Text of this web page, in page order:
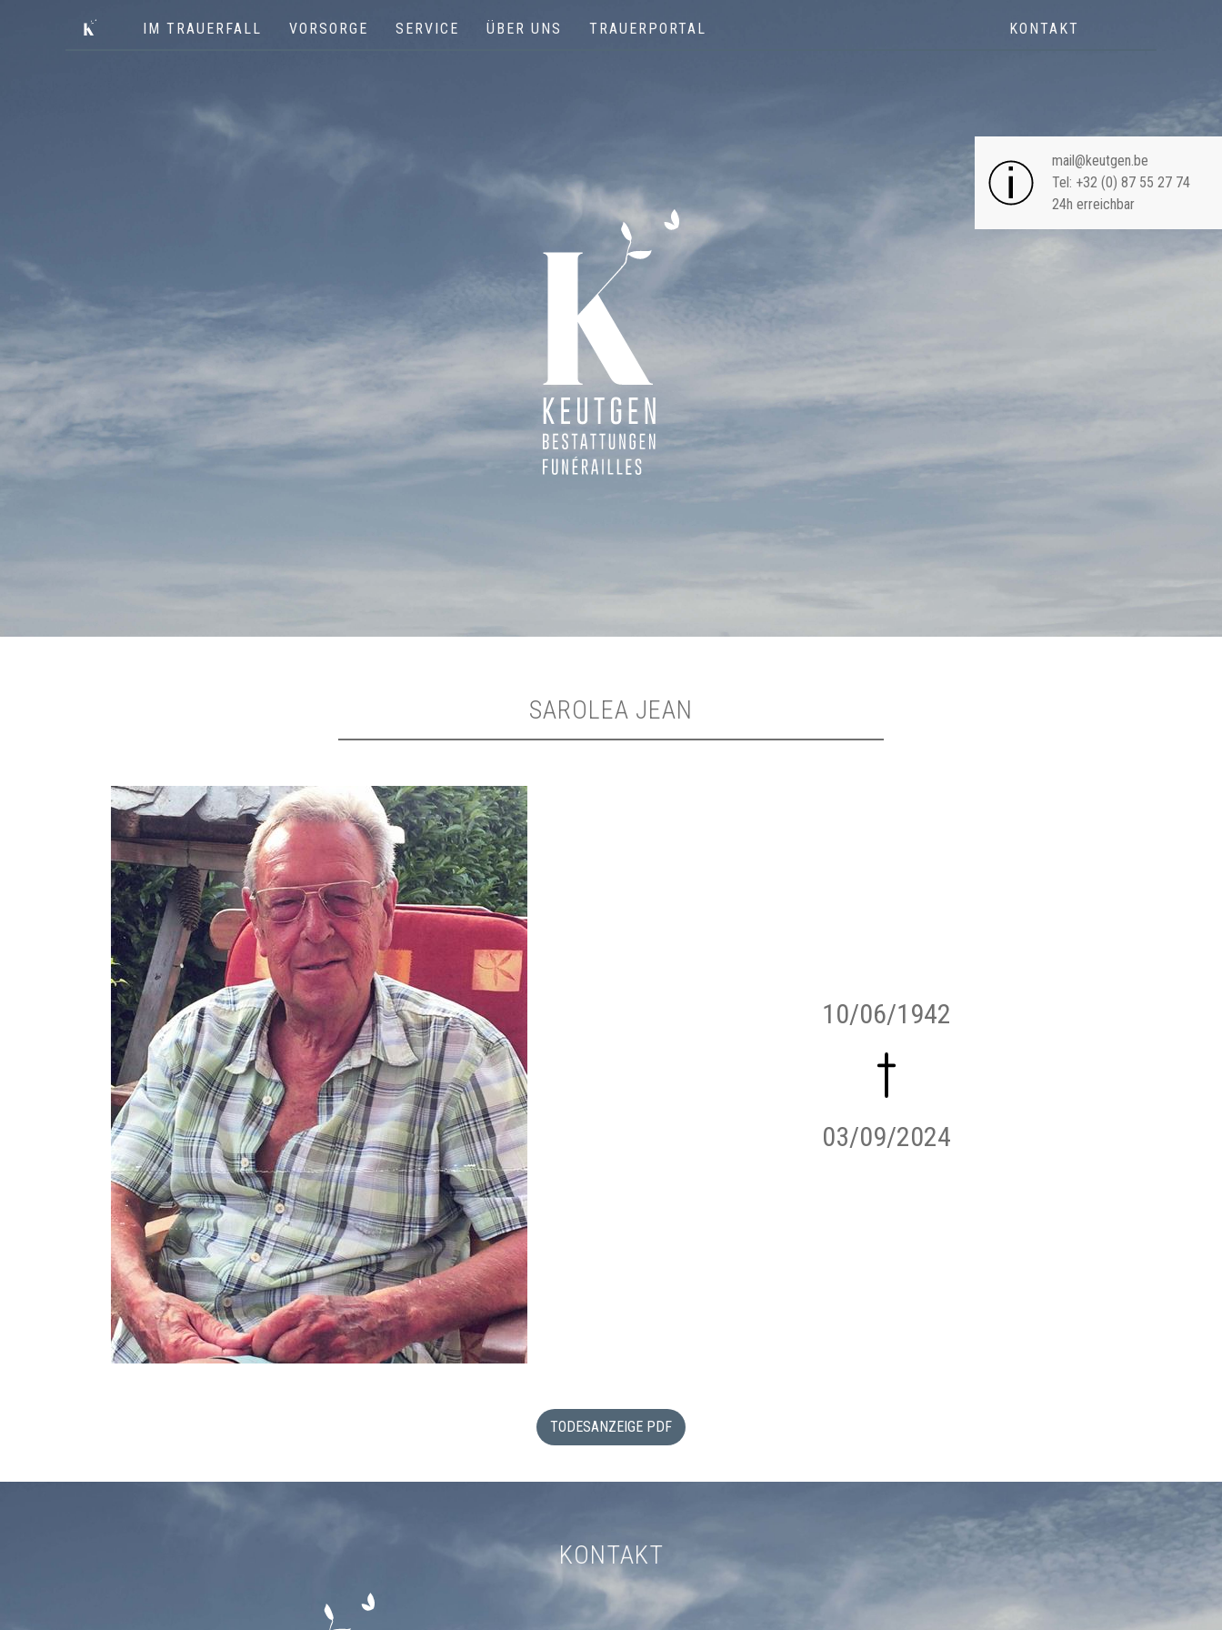
Keutgen | Bestattungen - Funérailles
mail@keutgen.be
Tel: +32 (0) 87 55 27 74
24h erreichbar
IM TRAUERFALL VORSORGE SERVICE ÜBER UNS TRAUERPORTAL KONTAKT
SAROLEA JEAN
10/06/1942
03/09/2024
TODESANZEIGE PDF
KONTAKT